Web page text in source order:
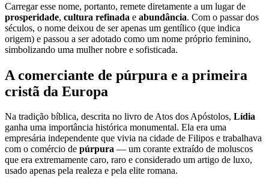
Carregar esse nome, portanto, remete diretamente a um lugar de
prosperidade, cultura refinada e abundância. Com o passar dos
séculos, o nome deixou de ser apenas um gentílico (que indica
origem) e passou a ser adotado como um nome próprio feminino,
simbolizando uma mulher nobre e sofisticada.
A comerciante de púrpura e a primeira
cristã da Europa
Na tradição bíblica, descrita no livro de Atos dos Apóstolos, Lídia
ganha uma importância histórica monumental. Ela era uma
empresária independente que vivia na cidade de Filipos e trabalhava
com o comércio de púrpura — um corante extraído de moluscos
que era extremamente caro, raro e considerado um artigo de luxo,
usado apenas pela realeza e pela elite romana.